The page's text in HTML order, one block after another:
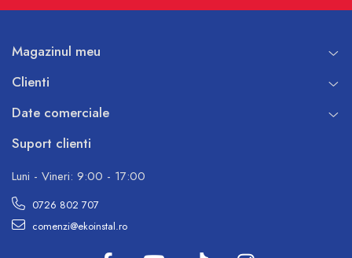
Magazinul meu
Clienti
Date comerciale
Suport clienti
Luni - Vineri: 9:00 - 17:00
0726 802 707
comenzi@ekoinstal.ro